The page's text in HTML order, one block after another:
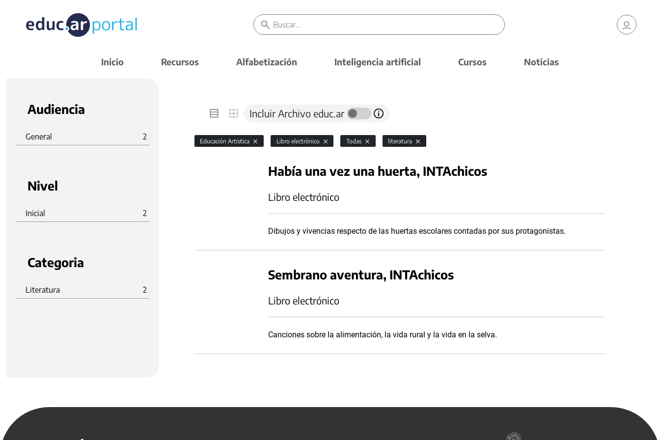
Inicio Recursos Alfabetización Inteligencia artificial Cursos Noticias
Audiencia
General 2
Nivel
Inicial 2
Categoria
Literatura 2
Incluir Archivo educ.ar
Educación Artística Libro electrónico Todas literatura
Había una vez una huerta, INTAchicos
Libro electrónico
Dibujos y vivencias respecto de las huertas escolares contadas por sus protagonistas.
Sembrano aventura, INTAchicos
Libro electrónico
Canciones sobre la alimentación, la vida rural y la vida en la selva.